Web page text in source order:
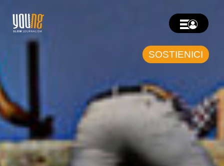
SOSTIENICI